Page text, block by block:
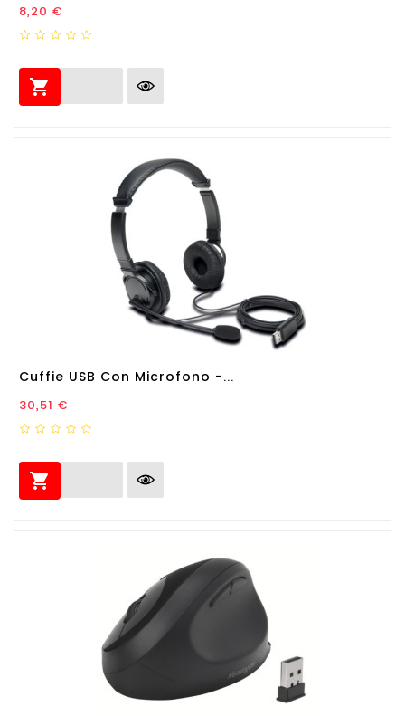
Prezzo
8,20 €

Cuffie USB Con Microfono -...
Prezzo
30,51 €
